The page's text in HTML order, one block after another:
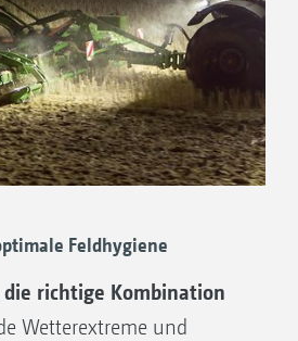
Feldhygiene
die richtige Kombination
Wetterextreme und